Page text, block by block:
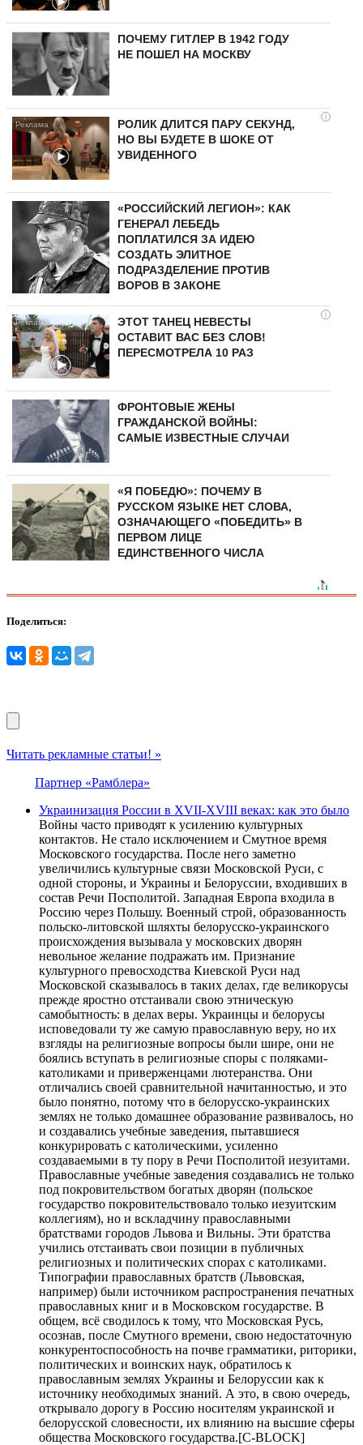
ПОЧЕМУ ГИТЛЕР В 1942 ГОДУ
НЕ ПОШЕЛ НА МОСКВУ
i
РОЛИК ДЛИТСЯ ПАРУ СЕКУНД,
НО ВЫ БУДЕТЕ В ШОКЕ ОТ
УВИДЕННОГО
«РОССИЙСКИЙ ЛЕГИОН»: КАК
ГЕНЕРАЛ ЛЕБЕДЬ
ПОПЛАТИЛСЯ ЗА ИДЕЮ
СОЗДАТЬ ЭЛИТНОЕ
ПОДРАЗДЕЛЕНИЕ ПРОТИВ
ВОРОВ В ЗАКОНЕ
i
ЭТОТ ТАНЕЦ НЕВЕСТЫ
ОСТАВИТ ВАС БЕЗ СЛОВ!
ПЕРЕСМОТРЕЛА 10 РАЗ
ФРОНТОВЫЕ ЖЕНЫ
ГРАЖДАНСКОЙ ВОЙНЫ:
САМЫЕ ИЗВЕСТНЫЕ СЛУЧАИ
«Я ПОБЕДЮ»: ПОЧЕМУ В
РУССКОМ ЯЗЫКЕ НЕТ СЛОВА,
ОЗНАЧАЮЩЕГО «ПОБЕДИТЬ» В
ПЕРВОМ ЛИЦЕ
ЕДИНСТВЕННОГО ЧИСЛА
Поделиться:
Читать рекламные статьи! »
Партнер «Рамблера»
Украинизация России в XVII-XVIII веках: как это было
Войны часто приводят к усилению культурных
контактов. Не стало исключением и Смутное время
Московского государства. После него заметно
увеличились культурные связи Московской Руси, с
одной стороны, и Украины и Белоруссии, входивших в
состав Речи Посполитой. Западная Европа входила в
Россию через Польшу. Военный строй, образованность
польско-литовской шляхты белорусско-украинского
происхождения вызывала у московских дворян
невольное желание подражать им. Признание
культурного превосходства Киевской Руси над
Московской сказывалось в таких делах, где великорусы
прежде яростно отстаивали свою этническую
самобытность: в делах веры. Украинцы и белорусы
исповедовали ту же самую православную веру, но их
взгляды на религиозные вопросы были шире, они не
боялись вступать в религиозные споры с поляками-
католиками и приверженцами лютеранства. Они
отличались своей сравнительной начитанностью, и это
было понятно, потому что в белорусско-украинских
землях не только домашнее образование развивалось, но
и создавались учебные заведения, пытавшиеся
конкурировать с католическими, усиленно
создаваемыми в ту пору в Речи Посполитой иезуитами.
Православные учебные заведения создавались не только
под покровительством богатых дворян (польское
государство покровительствовало только иезуитским
коллегиям), но и вскладчину православными
братствами городов Львова и Вильны. Эти братства
учились отстаивать свои позиции в публичных
религиозных и политических спорах с католиками.
Типографии православных братств (Львовская,
например) были источником распространения печатных
православных книг и в Московском государстве. В
общем, всё сводилось к тому, что Московская Русь,
осознав, после Смутного времени, свою недостаточную
конкурентоспособность на почве грамматики, риторики,
политических и воинских наук, обратилось к
православным землях Украины и Белоруссии как к
источнику необходимых знаний. А это, в свою очередь,
открывало дорогу в Россию носителям украинской и
белорусской словесности, их влиянию на высшие сферы
общества Московского государства.[С-BLOCK]